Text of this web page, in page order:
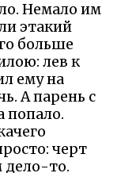
Немало им
этакий
больше
лев к
ему на
А парень с
попало.
черт
дело-то.